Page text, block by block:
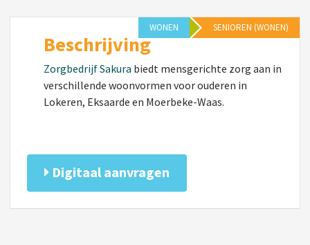
WONEN SENIOREN (WONEN)
Beschrijving
Zorgbedrijf Sakura biedt mensgerichte zorg aan in
verschillende woonvormen voor ouderen in
Lokeren, Eksaarde en Moerbeke-Waas.
Digitaal aanvragen